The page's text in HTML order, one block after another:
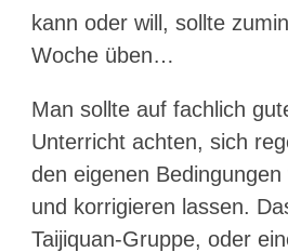
kann oder will, sollte
Woche üben…
Man sollte auf fachlich
Unterricht achten, sich
den eigenen
und korrigieren lassen.
Taijiquan-Gruppe, oder